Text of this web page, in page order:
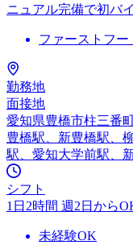
ニュアル完備で初バ
ファーストフー
勤務地
面接地
愛知県豊橋市柱三番
豊橋駅、新豊橋駅、
駅、愛知大学前駅、
シフト
1日2時間 週2日から
未経験OK